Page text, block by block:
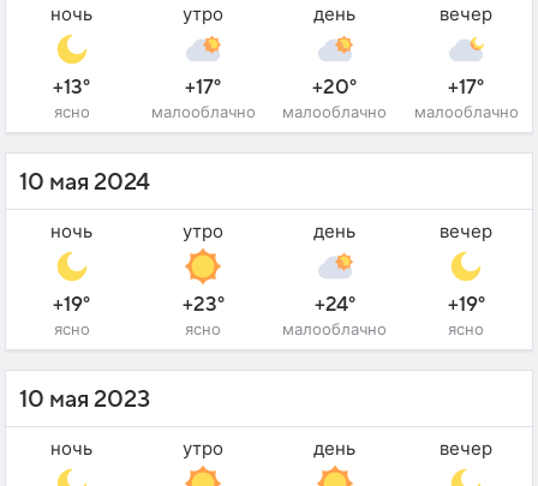
ночь
+13°
ясно
утро
+17°
малооблачно
день
+20°
малооблачно
вечер
+17°
малооблачно
10 мая 2024
ночь
+19°
ясно
утро
+23°
ясно
день
+24°
малооблачно
вечер
+19°
ясно
10 мая 2023
ночь утро день вечер